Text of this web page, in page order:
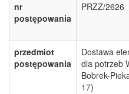
nr
postępowania
PRZZ/2626
przedmiot
postępowania
Dostawa
dla potrzeb
Bobrek-
17)